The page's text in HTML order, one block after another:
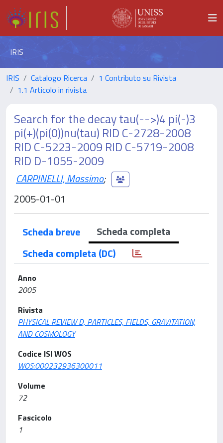
IRIS
IRIS Catalogo Ricerca
1 Contributo su Rivista
1.1 Articolo in rivista
Search for the decay tau(-->)4 pi(-)3
pi(+)(pi(0))nu(tau) RID C-2728-2008
RID C-5223-2009 RID C-5719-2008
RID D-1055-2009
CARPINELLI, Massimo;
2005-01-01
Scheda breve
Scheda completa
Scheda completa (DC)
Anno
2005
Rivista
PHYSICAL REVIEW D, PARTICLES, FIELDS, GRAVITATION,
AND COSMOLOGY
Codice ISI WOS
WOS:000232936300011
Volume
72
Fascicolo
1